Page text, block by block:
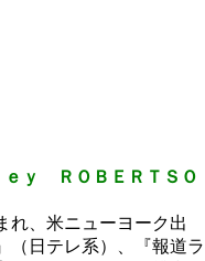
ｅｙ ＲＯＢＥＲＴＳＯ
れ、米ニューヨーク出
（日テレ系）、『報道ラ